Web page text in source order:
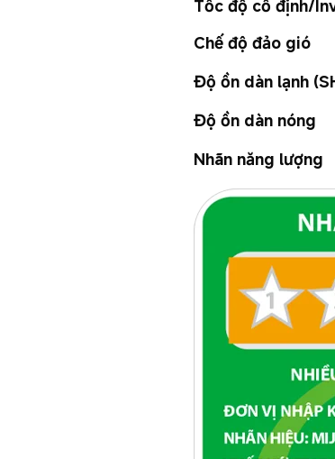
Tốc độ cố định/
Chế độ đảo gió
Độ ồn dàn lạnh
Độ ồn dàn nóng
Nhãn năng lượng